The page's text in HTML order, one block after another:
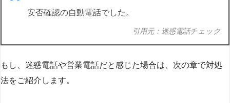
安否確認の自動電話でした。
引用元：迷惑電話チェック
もし、迷惑電話や営業電話だと感じた場合は、次の章で対処
法をご紹介します。